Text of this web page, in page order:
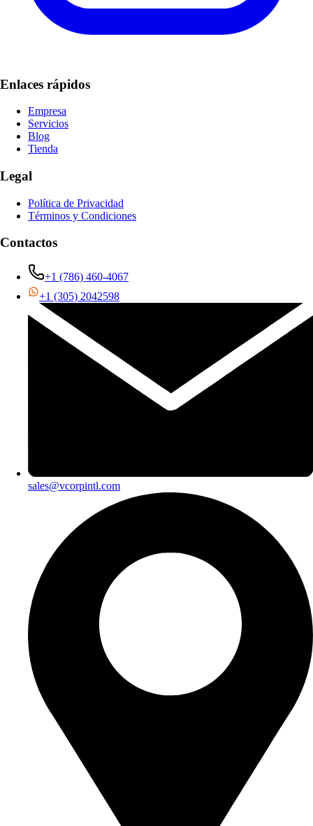
Enlaces rápidos
Empresa
Servicios
Blog
Tienda
Legal
Política de Privacidad
Términos y Condiciones
Contactos
+1 (786) 460-4067
+1 (305) 2042598
sales@vcorpintl.com